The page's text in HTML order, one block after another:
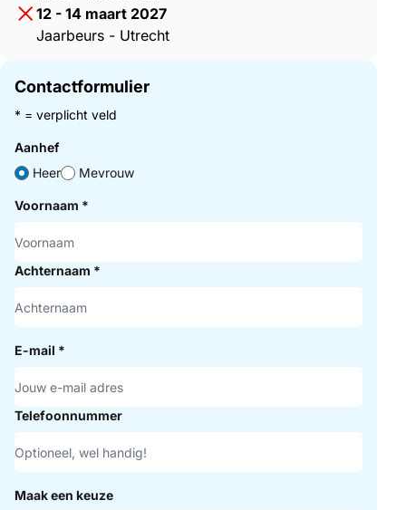
12 - 14 maart 2027
Jaarbeurs - Utrecht
Contactformulier
* = verplicht veld
Aanhef
Heer
Mevrouw
Voornaam *
Achternaam *
E-mail *
Telefoonnummer
Maak een keuze